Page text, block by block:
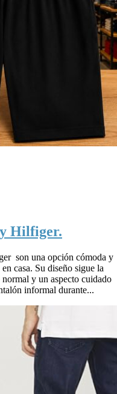
Hilfiger.
son una opción cómoda y
casa. Su diseño sigue la
y un aspecto cuidado
informal durante...